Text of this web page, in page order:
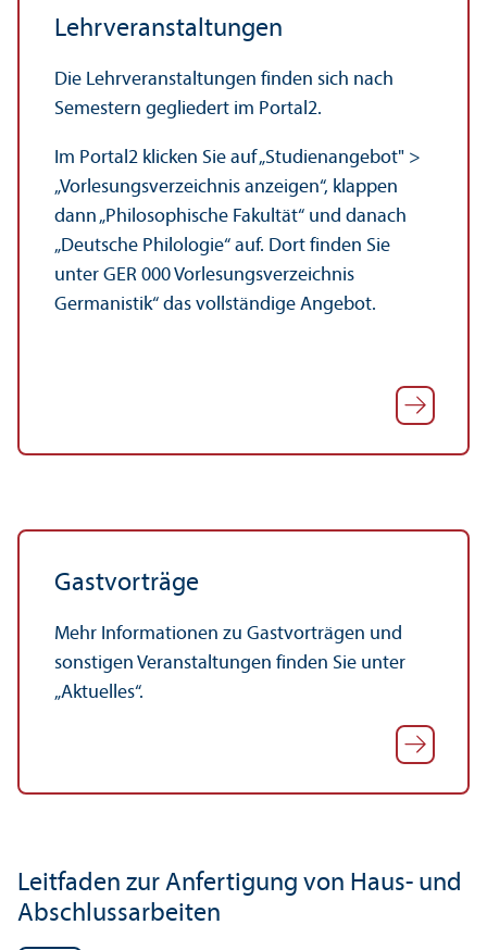
Lehr­veranstaltungen
Die Lehr­veranstaltungen finden sich nach
Semestern gegliedert im Portal2.
Im Portal2 klicken Sie auf „Studien­angebot" >
„Vorlesungs­verzeichnis anzeigen“, klappen
dann „Philosophische Fakultät“ und danach
„Deutsche Philologie“ auf. Dort finden Sie
unter GER 000 Vorlesungs­verzeichnis
Germanistik“ das vollständige Angebot.
Gastvorträge
Mehr Informationen zu Gastvorträgen und
sonstigen Veranstaltungen finden Sie unter
„Aktuelles“.
Leitfaden zur Anfertigung von Haus- und
Abschlussarbeiten